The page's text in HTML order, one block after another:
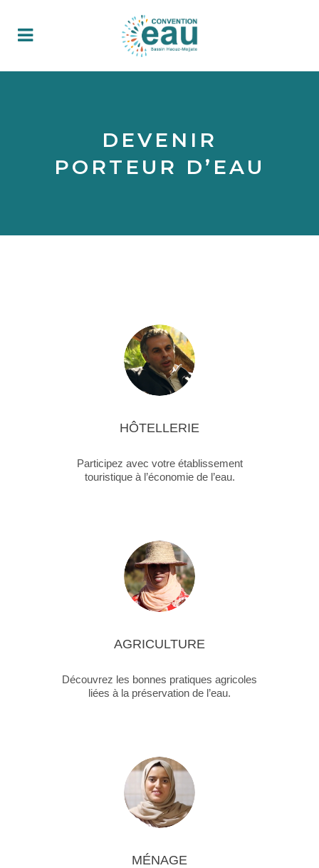
DEVENIR
PORTEUR D’EAU
HÔTELLERIE
Participez avec votre établissement
touristique à l’économie de l’eau.
AGRICULTURE
Découvrez les bonnes pratiques agricoles
liées à la préservation de l’eau.
MÉNAGE